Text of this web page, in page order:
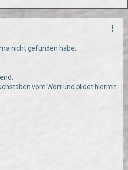
nicht gefunden habe,
vom Wort und bildet hiermit